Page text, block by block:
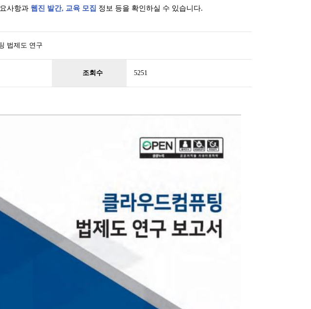
사항과 웹진 발간, 교육 모집 정보 등을 확인하실 수 있습니다.
법제도 연구
조회수 5251